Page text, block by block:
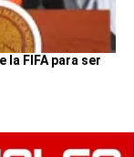
FIFA para ser